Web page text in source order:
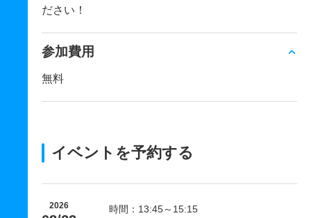
ださい！
参加費用
無料
イベントを予約する
2026
時間：13:45～15:15